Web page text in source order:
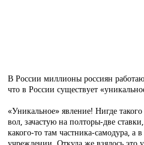
В России миллионы россиян
что в России существует
«Уникальное» явление! Нигде
вол, зачастую на полторы-две
какого-то там частника-самодура, а